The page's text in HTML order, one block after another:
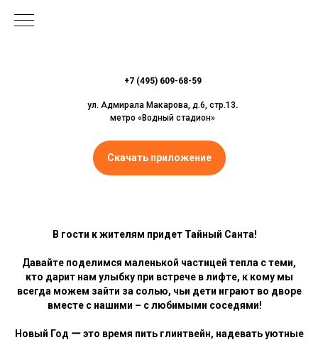
+7 (495) 609-68-59
ул. Адмирала Макарова, д.6, стр.13.
метро «Водный стадион»
Скачать приложение
В гости к жителям придет Тайный Санта! ⁣⁣⠀
Давайте поделимся маленькой частицей тепла с теми,
кто дарит нам улыбку при встрече в лифте, к кому мы
всегда можем зайти за солью, чьи дети играют во дворе
вместе с нашими – с любимыми соседями! ⁣⁣⠀
Новый Год ー это время пить глинтвейн, надевать уютные